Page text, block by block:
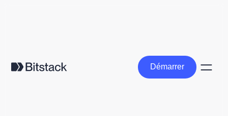
Démarrer
Démarrer